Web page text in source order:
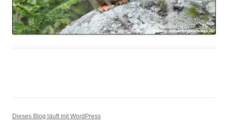
Dieses Blog läuft mit WordPress